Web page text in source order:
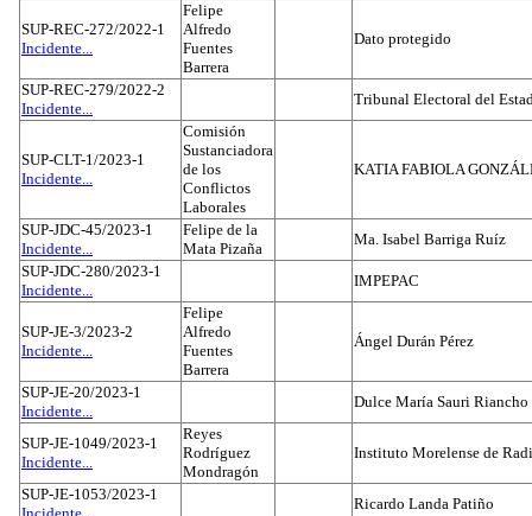
SUP-REC-272/2022-1
Incidente...
Felipe
Alfredo
Fuentes
Barrera
Dato protegido
SUP-REC-279/2022-2
Incidente...
Tribunal Electoral del
SUP-CLT-1/2023-1
Incidente...
Comisión
Sustanciadora
de los
Conflictos
Laborales
KATIA FABIOLA
SUP-JDC-45/2023-1
Incidente...
Felipe de la
Mata Pizaña
Ma. Isabel Barriga Ruíz
SUP-JDC-280/2023-1
Incidente...
IMPEPAC
SUP-JE-3/2023-2
Incidente...
Felipe
Alfredo
Fuentes
Barrera
Ángel Durán Pérez
SUP-JE-20/2023-1
Incidente...
Dulce María Sauri
SUP-JE-1049/2023-1
Incidente...
Reyes
Rodríguez
Mondragón
Instituto Morelense de
SUP-JE-1053/2023-1
Ricardo Landa Patiño